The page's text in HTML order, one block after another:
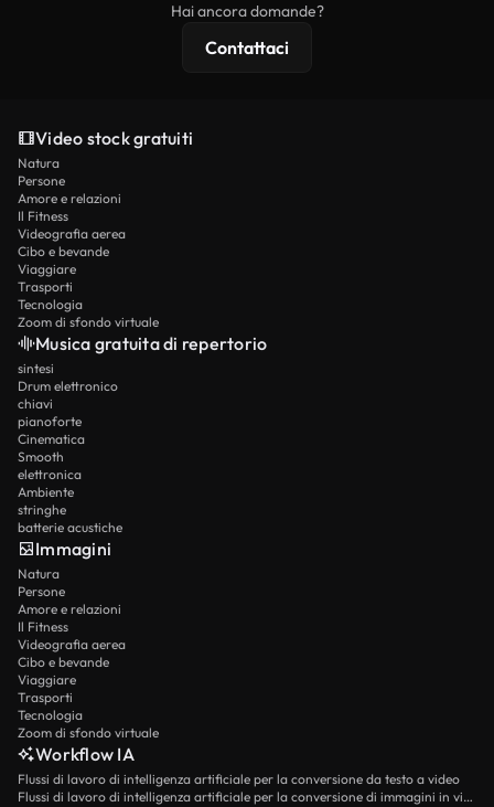
Hai ancora domande?
Contattaci
Video stock gratuiti
Natura
Persone
Amore e relazioni
Il Fitness
Videografia aerea
Cibo e bevande
Viaggiare
Trasporti
Tecnologia
Zoom di sfondo virtuale
Musica gratuita di repertorio
sintesi
Drum elettronico
chiavi
pianoforte
Cinematica
Smooth
elettronica
Ambiente
stringhe
batterie acustiche
Immagini
Natura
Persone
Amore e relazioni
Il Fitness
Videografia aerea
Cibo e bevande
Viaggiare
Trasporti
Tecnologia
Zoom di sfondo virtuale
Workflow IA
Flussi di lavoro di intelligenza artificiale per la conversione da testo a video
Flussi di lavoro di intelligenza artificiale per la conversione di immagini in video